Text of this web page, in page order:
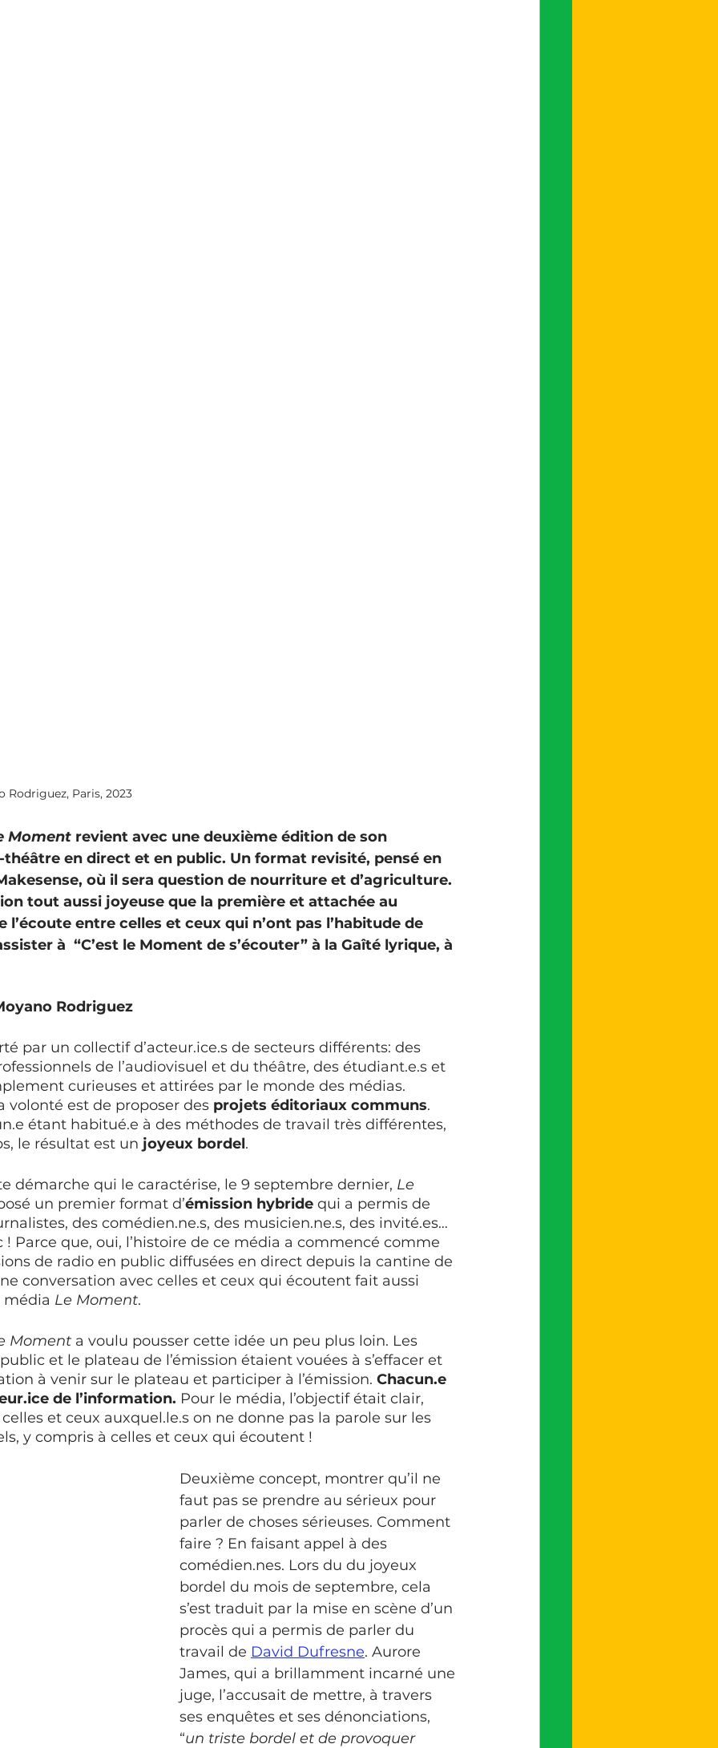
Rodriguez, Paris, 2023
Moment revient avec une deuxième édition de son
en direct et en public. Un format revisité, pensé en
où il sera question de nourriture et d’agriculture.
tout aussi joyeuse que la première et attachée au
l’écoute entre celles et ceux qui n’ont pas l’habitude de
à  “C’est le Moment de s’écouter” à la Gaîté lyrique, à
Rodriguez
par un collectif d’acteur.ice.s de secteurs différents: des
de l’audiovisuel et du théâtre, des étudiant.e.s et
curieuses et attirées par le monde des médias.
volonté est de proposer des projets éditoriaux communs.
étant habitué.e à des méthodes de travail très différentes,
le résultat est un joyeux bordel.
démarche qui le caractérise, le 9 septembre dernier, Le
un premier format d’émission hybride qui a permis de
des comédien.ne.s, des musicien.ne.s, des invité.es…
Parce que, oui, l’histoire de ce média a commencé comme
de radio en public diffusées en direct depuis la cantine de
conversation avec celles et ceux qui écoutent fait aussi
média Le Moment.
Moment a voulu pousser cette idée un peu plus loin. Les
et le plateau de l’émission étaient vouées à s’effacer et
à venir sur le plateau et participer à l’émission. Chacun.e
de l’information. Pour le média, l’objectif était clair,
et ceux auxquel.le.s on ne donne pas la parole sur les
y compris à celles et ceux qui écoutent !
Deuxième concept, montrer qu’il ne
faut pas se prendre au sérieux pour
parler de choses sérieuses. Comment
faire ? En faisant appel à des
comédien.nes. Lors du du joyeux
bordel du mois de septembre, cela
s’est traduit par la mise en scène d’un
procès qui a permis de parler du
travail de David Dufresne. Aurore
James, qui a brillamment incarné une
juge, l’accusait de mettre, à travers
ses enquêtes et ses dénonciations,
“un triste bordel et de provoquer